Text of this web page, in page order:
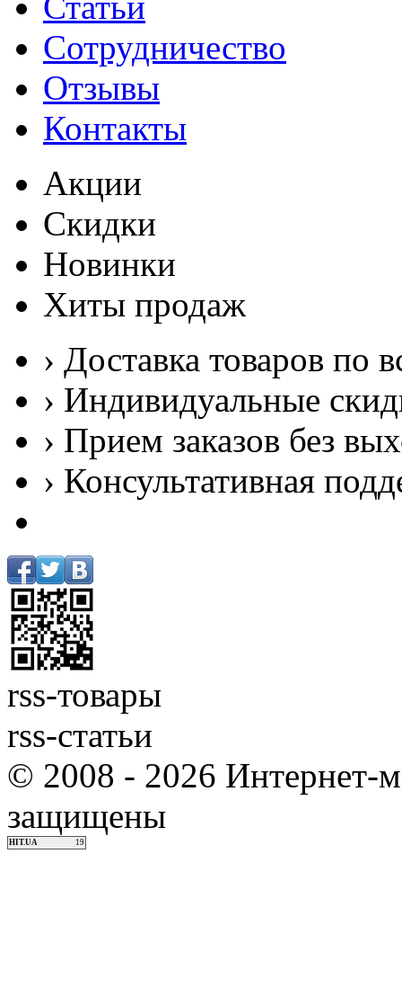
Сотрудничество
Отзывы
Контакты
Акции
Скидки
Новинки
Хиты продаж
› Доставка товаров по
› Индивидуальные
› Прием заказов без
› Консультативная
rss-товары
rss-статьи
© 2008 - 2026 Интернет-
защищены
HIT.UA 19